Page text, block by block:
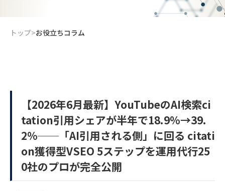
トップ>お役立ちコラム
【2026年6月最新】YouTubeのAI検索ci
tation引用シェアが半年で18.9%→39.
2%──「AI引用される側」に回る citati
on獲得型VSEO 5ステップを運用代行25
0社のプロが完全公開